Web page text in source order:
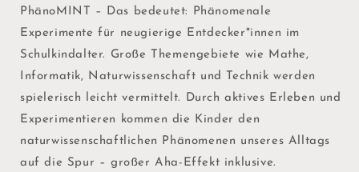
PhänoMINT – Das bedeutet: Phänomenale
Experimente für neugierige Entdecker*innen im
Schulkindalter. Große Themengebiete wie Mathe,
Informatik, Naturwissenschaft und Technik werden
spielerisch leicht vermittelt. Durch aktives Erleben und
Experimentieren kommen die Kinder den
naturwissenschaftlichen Phänomenen unseres Alltags
auf die Spur – großer Aha-Effekt inklusive.